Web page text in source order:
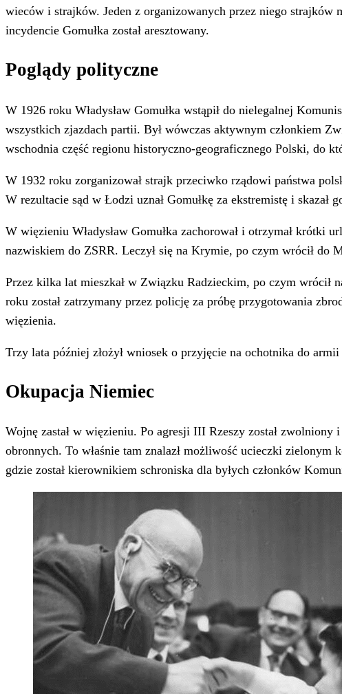
wieców i strajków. Jeden z organizowanych przez niego
incydencie Gomułka został aresztowany.
Poglądy polityczne
W 1926 roku Władysław Gomułka wstąpił do nielegalnej
wszystkich zjazdach partii. Był wówczas aktywnym członkiem
wschodnia część regionu historyczno-geograficznego Polski, do
W 1932 roku zorganizował strajk przeciwko rządowi państwa
W rezultacie sąd w Łodzi uznał Gomułkę za ekstremistę i skazał
W więzieniu Władysław Gomułka zachorował i otrzymał krótki
nazwiskiem do ZSRR. Leczył się na Krymie, po czym wrócił do
Przez kilka lat mieszkał w Związku Radzieckim, po czym wrócił
roku został zatrzymany przez policję za próbę przygotowania
więzienia.
Trzy lata później złożył wniosek o przyjęcie na ochotnika do
Okupacja Niemiec
Wojnę zastał w więzieniu. Po agresji III Rzeszy został
obronnych. To właśnie tam znalazł możliwość ucieczki
gdzie został kierownikiem schroniska dla byłych członków